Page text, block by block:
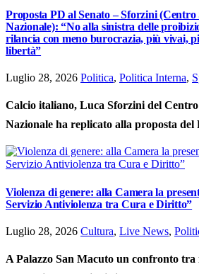
Proposta PD al Senato – Sforzini
Nazionale): “No alla sinistra delle
rilancia con meno burocrazia, più vivai,
libertà”
Luglio 28, 2026 Politica, Politica Interna,
Calcio italiano, Luca Sforzini del
Nazionale ha replicato alla proposta del
Violenza di genere: alla Camera la
Servizio Antiviolenza tra Cura e Diritto”
Luglio 28, 2026 Cultura, Live News,
A Palazzo San Macuto un confronto